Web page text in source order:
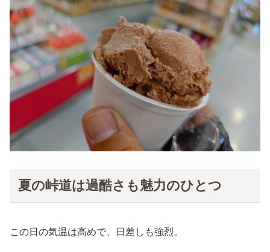
夏の峠道は過酷さも魅力のひとつ
この日の気温は高めで、日差しも強烈。